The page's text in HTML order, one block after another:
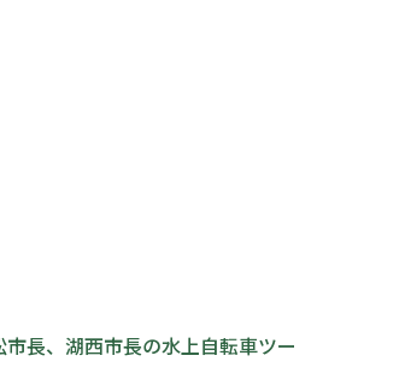
長、湖西市長の水上自転車ツー